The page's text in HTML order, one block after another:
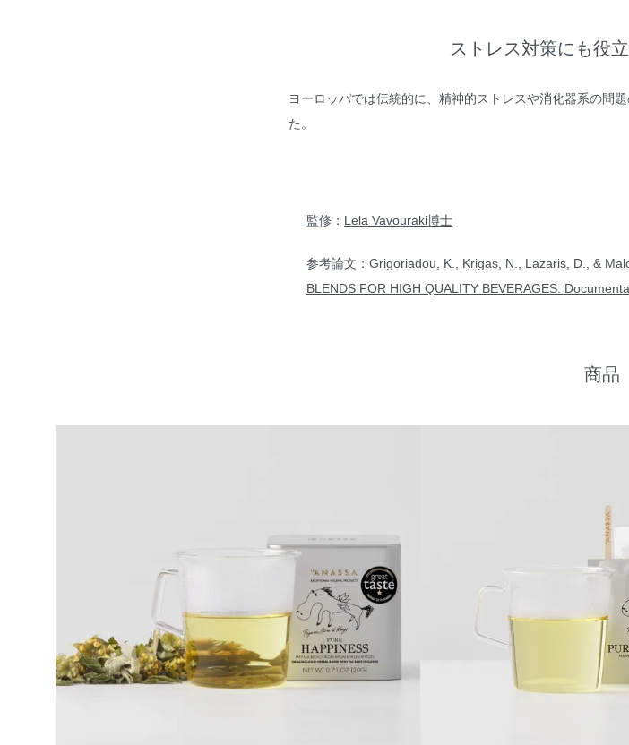
ストレス対策にも役
ヨーロッパでは伝統的に、精神的ストレスや消化器系の問
た。
監修： Lela Vavouraki博士
参考論文：Grigoriadou, K., Krigas, N., Lazaris, D., &
BLENDS FOR HIGH QUALITY BEVERAGES:
商品